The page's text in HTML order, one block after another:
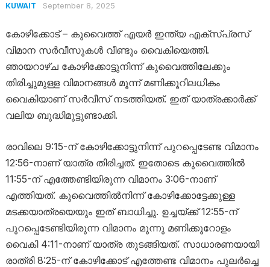
KUWAIT September 8, 2025
കോഴിക്കോട് – കുവൈത്ത് എയർ ഇന്ത്യ എക്സ്പ്രസ്
വിമാന സർവീസുകൾ വീണ്ടും വൈകിയെത്തി.
ഞായറാഴ്ച കോഴിക്കോട്ടുനിന്ന് കുവൈത്തിലേക്കും
തിരിച്ചുമുള്ള വിമാനങ്ങൾ മൂന്ന് മണിക്കൂറിലധികം
വൈകിയാണ് സർവീസ് നടത്തിയത്. ഇത് യാത്രക്കാർക്ക്
വലിയ ബുദ്ധിമുട്ടുണ്ടാക്കി.
രാവിലെ 9:15-ന് കോഴിക്കോട്ടുനിന്ന് പുറപ്പെടേണ്ട വിമാനം
12:56-നാണ് യാത്ര തിരിച്ചത്. ഇതോടെ കുവൈത്തിൽ
11:55-ന് എത്തേണ്ടിയിരുന്ന വിമാനം 3:06-നാണ്
എത്തിയത്. കുവൈത്തിൽനിന്ന് കോഴിക്കോട്ടേക്കുള്ള
മടക്കയാത്രയെയും ഇത് ബാധിച്ചു. ഉച്ചയ്ക്ക് 12:55-ന്
പുറപ്പെടേണ്ടിയിരുന്ന വിമാനം മൂന്നു മണിക്കൂറോളം
വൈകി 4:11-നാണ് യാത്ര തുടങ്ങിയത്. സാധാരണയായി
രാത്രി 8:25-ന് കോഴിക്കോട് എത്തേണ്ട വിമാനം പുലർച്ചെ